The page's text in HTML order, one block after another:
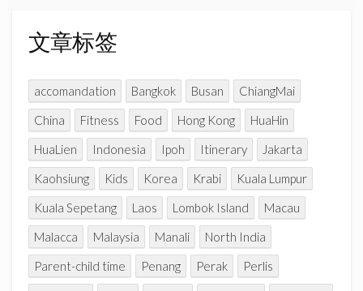
n
类
文章标签
accomandation Bangkok Busan
ChiangMai
China
Fitness Food Hong Kong
HuaHin
HuaLien
Indonesia Ipoh Itinerary
Jakarta
Kaohsiung
Kids Korea Krabi
Kuala Lumpur
Kuala Sepetang
Laos Lombok Island
Macau
Malacca
Malaysia Manali
North India
Parent-child time
Penang Perak
Perlis